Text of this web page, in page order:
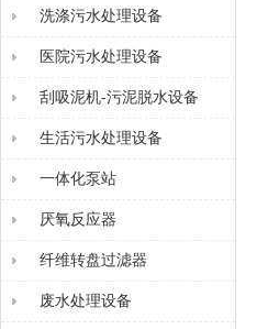
洗涤污水处理设备
医院污水处理设备
刮吸泥机-污泥脱水设备
生活污水处理设备
一体化泵站
厌氧反应器
纤维转盘过滤器
废水处理设备